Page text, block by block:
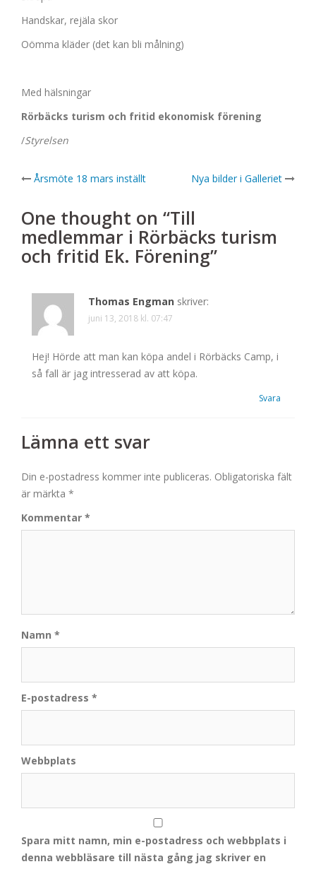
Handskar, rejäla skor
Oömma kläder (det kan bli målning)
Med hälsningar
Rörbäcks turism och fritid ekonomisk förening
/Styrelsen
Post
navigation
Årsmöte 18 mars inställt Nya bilder i Galleriet
One thought on “Till
medlemmar i Rörbäcks turism
och fritid Ek. Förening”
Thomas Engman skriver:
juni 13, 2018 kl. 07:47
Hej! Hörde att man kan köpa andel i Rörbäcks Camp, i
så fall är jag intresserad av att köpa.
Svara
Lämna ett svar
Din e-postadress kommer inte publiceras. Obligatoriska fält
är märkta *
Kommentar *
Namn *
E-postadress *
Webbplats
Spara mitt namn, min e-postadress och webbplats i
denna webbläsare till nästa gång jag skriver en